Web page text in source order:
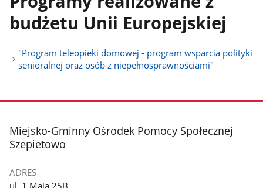
budżetu Unii Europejskiej
"Program teleopieki domowej - program wsparcia polityki
senioralnej oraz osób z niepełnosprawnościami"
stopka
Miejsko-Gminny Ośrodek Pomocy Społecznej
Szepietowo
ADRES